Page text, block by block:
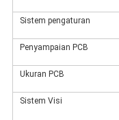
Sistem pengaturan
Penyampaian PCB
Ukuran PCB
Sistem Visi